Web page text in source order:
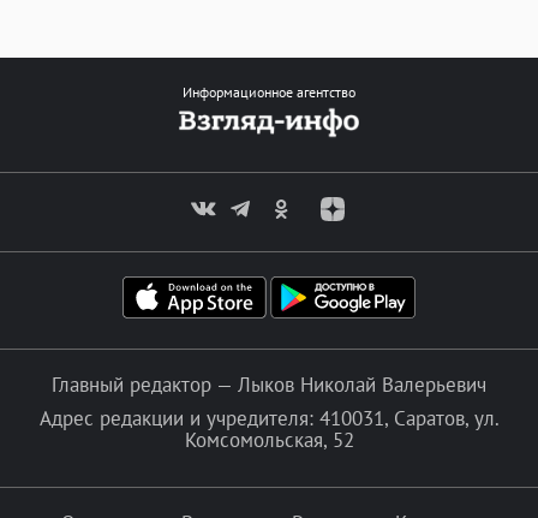
Информационное агентство
Главный редактор — Лыков Николай Валерьевич
Адрес редакции и учредителя: 410031, Саратов, ул.
Комсомольская, 52